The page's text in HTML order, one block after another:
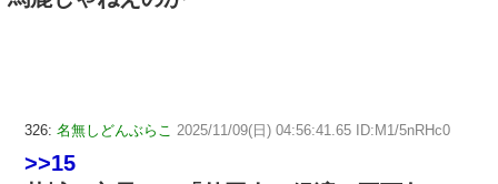
326: 名無しどんぶらこ 2025/11/09(日) 04:56:41.65 ID:M1/5nRHc0
>>15